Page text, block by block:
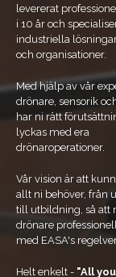
levererat
i 10 år och
industriella
och organisationer.
Med hjälp av vår
drönare, sensorik
har ni rätt
lyckas med era
drönaroperationer.
Vår vision är att
allt ni behöver, från
till utbildning, så att
drönare
med EASA's
Helt enkelt - "All